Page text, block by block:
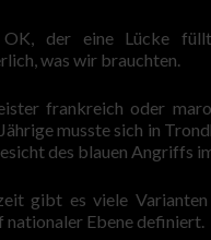
OK, der eine Lücke
was wir brauchten.
frankreich oder
musste sich in
des blauen Angriffs
gibt es viele
nationaler Ebene definiert.